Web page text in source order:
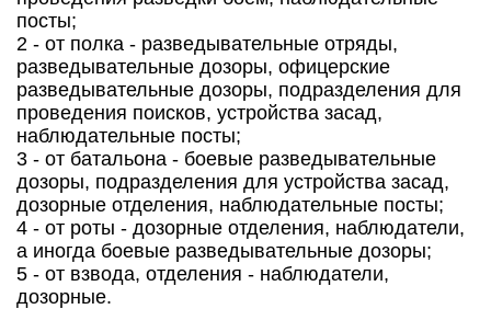
посты;
2 - от полка - разведывательные отряды,
разведывательные дозоры, офицерские
разведывательные дозоры, подразделения для
проведения поисков, устройства засад,
наблюдательные посты;
3 - от батальона - боевые разведывательные
дозоры, подразделения для устройства засад,
дозорные отделения, наблюдательные посты;
4 - от роты - дозорные отделения, наблюдатели,
а иногда боевые разведывательные дозоры;
5 - от взвода, отделения - наблюдатели,
дозорные.